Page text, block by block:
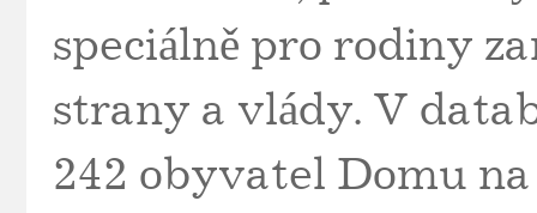
speciálně pro rodiny
strany a vlády. V
242 obyvatel Domu